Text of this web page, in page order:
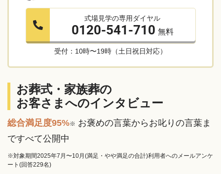
式場見学の専用ダイヤル
0120-541-710 無料
受付：10時〜19時（土日祝日対応）
お葬式・家族葬の
お客さまへのインタビュー
総合満足度95%※ お褒めの言葉からお叱りの言葉ま
ですべて公開中
※対象期間2025年7月〜10月(満足・やや満足の合計)利用者へのメールアンケ
ート(回答229名)